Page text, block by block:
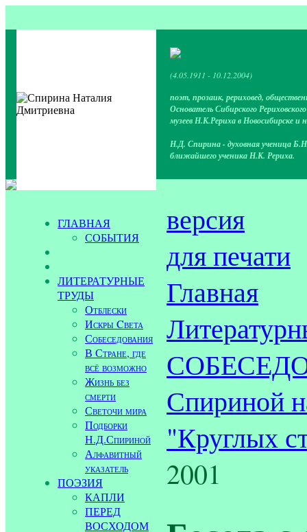
(4.05.1911 - 10.12.2004)
поэт, прозаик, рериховед,
Основатель Сибирского
музеев Н.К.Рериха в Новосибирске и
Н.Д. Спирина - духовная ученица
ближайшего ученика Н.К. Рериха.
ГЛАВНАЯ
СОБЫТИЯ
ЛИТЕРАТУРНЫЕ
ТРУДЫ
Отблески
Искры Cвета
Собеседования
В Стране, где
всё возможно
Жизнь без
смерти
Светочи мира
Подборки
Н.Д.Спириной
Алфавитный
указатель
ПОЭЗИЯ
КАПЛИ
ПЕРЕД
ВОСХОДОМ
версия
для печати
Главная
Спириной
"Круглых
2001